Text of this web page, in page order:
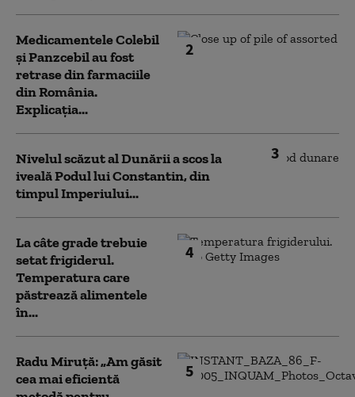
2
Medicamentele Colebil
și Panzcebil au fost
retrase din farmaciile
din România.
Explicația...
3
Nivelul scăzut al Dunării a scos la
iveală Podul lui Constantin, din
timpul Imperiului...
4
La câte grade trebuie
setat frigiderul.
Temperatura care
păstrează alimentele
în...
5
Radu Miruță: „Am găsit
cea mai eficientă